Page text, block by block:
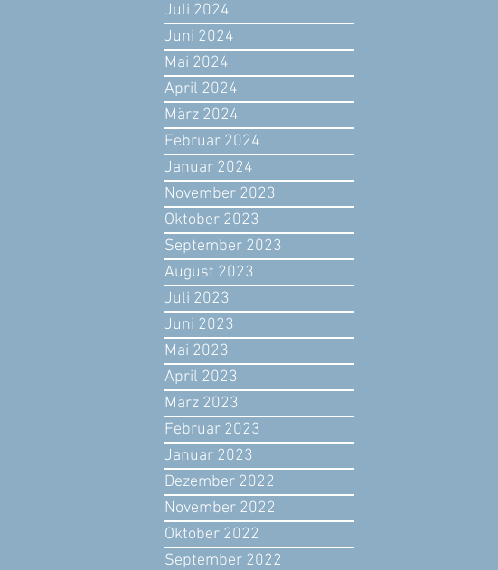
Juli 2024
Juni 2024
Mai 2024
April 2024
März 2024
Februar 2024
Januar 2024
November 2023
Oktober 2023
September 2023
August 2023
Juli 2023
Juni 2023
Mai 2023
April 2023
März 2023
Februar 2023
Januar 2023
Dezember 2022
November 2022
Oktober 2022
September 2022